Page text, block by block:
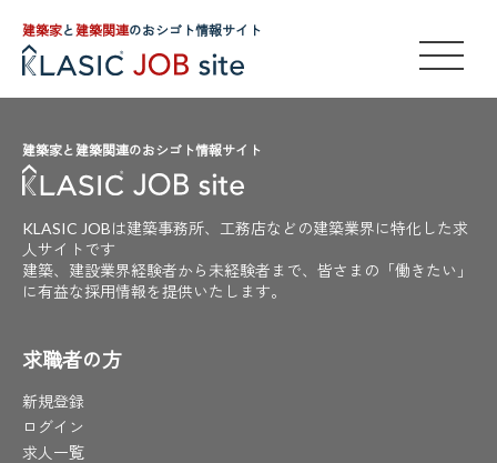
建築家と建築関連のおシゴト情報サイト
建築家と建築関連のおシゴト情報サイト
KLASIC JOBは建築事務所、工務店などの建築業界に特化した求
人サイトです
建築、建設業界経験者から未経験者まで、皆さまの「働きたい」
に有益な採用情報を提供いたします。
求職者の方
新規登録
ログイン
求人一覧